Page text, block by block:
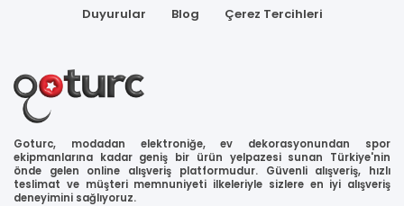
Duyurular
Blog Çerez Tercihleri
Goturc, modadan elektroniğe, ev dekorasyonundan spor
ekipmanlarına kadar geniş bir ürün yelpazesi sunan Türkiye'nin
önde gelen online alışveriş platformudur. Güvenli alışveriş, hızlı
teslimat ve müşteri memnuniyeti ilkeleriyle sizlere en iyi alışveriş
deneyimini sağlıyoruz.